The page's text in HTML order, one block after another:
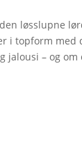
løsslupne
i topform med
jalousi – og